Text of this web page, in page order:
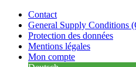
Contact
General Supply Conditions
Protection des données
Mentions légales
Mon compte